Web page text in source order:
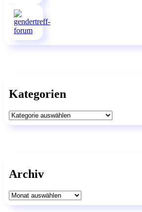
Kategorien
Kategorien
Archiv
Archiv